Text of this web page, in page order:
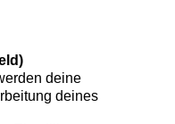
deine
deines